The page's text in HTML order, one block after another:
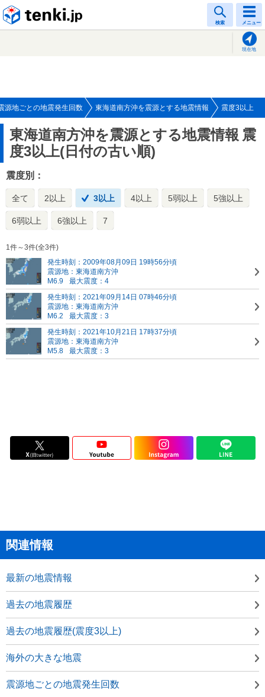
検索 メニュー
現在地
源地ごとの地震発生回数 東海道南方沖を震源とする地震情報 震度3以上
東海道南方沖を震源とする地震情報 震
度3以上(日付の古い順)
震度別：
全て 2以上 3以上 4以上 5弱以上 5強以上
6弱以上 6強以上 7
1件～3件(全3件)
発生時刻：2009年08月09日 19時56分頃
震源地：東海道南方沖
M6.9
最大震度：4
発生時刻：2021年09月14日 07時46分頃
震源地：東海道南方沖
M6.2
最大震度：3
発生時刻：2021年10月21日 17時37分頃
震源地：東海道南方沖
M5.8
最大震度：3
関連情報
最新の地震情報
過去の地震履歴
過去の地震履歴(震度3以上)
海外の大きな地震
震源地ごとの地震発生回数